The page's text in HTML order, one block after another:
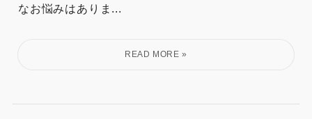
なお悩みはありま...